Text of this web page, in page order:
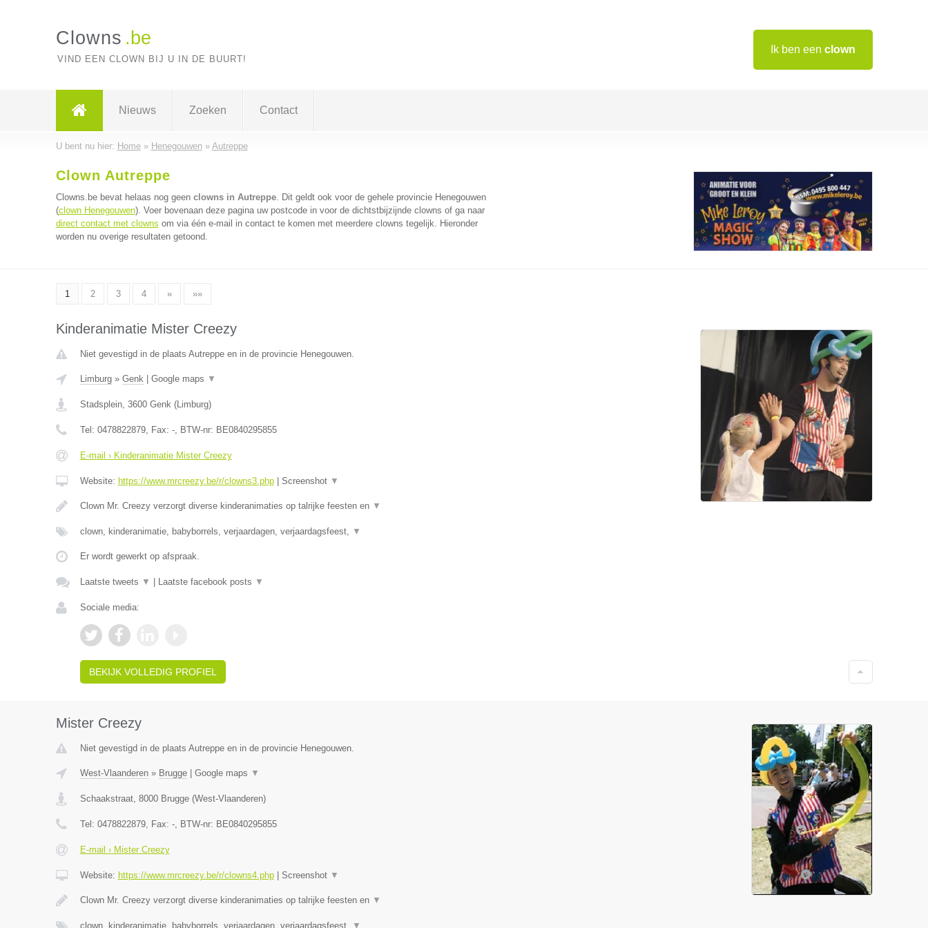
Ik ben een clown
Clowns .be
VIND EEN CLOWN BIJ U IN DE BUURT!
Nieuws Zoeken Contact
U bent nu hier: Home» Henegouwen» Autreppe
Clown Autreppe
Clowns.be bevat helaas nog geen clowns in Autreppe. Dit geldt ook voor de gehele provincie Henegouwen
(clown Henegouwen). Voer bovenaan deze pagina uw postcode in voor de dichtstbijzijnde clowns of ga naar
direct contact met clowns om via één e-mail in contact te komen met meerdere clowns tegelijk. Hieronder
worden nu overige resultaten getoond.
1 2 3 4 » »»
Kinderanimatie Mister Creezy
Niet gevestigd in de plaats Autreppe en in de provincie Henegouwen.
Limburg» Genk| Google maps ▼
Stadsplein, 3600 Genk(Limburg)
Tel: 0478822879, Fax: -, BTW-nr: BE0840295855
E-mail › Kinderanimatie Mister Creezy
Website: https://www.mrcreezy.be/r/clowns3.php| Screenshot ▼
Clown Mr. Creezy verzorgt diverse kinderanimaties op talrijke feesten en ▼
clown, kinderanimatie, babyborrels, verjaardagen, verjaardagsfeest, ▼
Er wordt gewerkt op afspraak.
Laatste tweets ▼ Laatste facebook posts ▼
Sociale media:
BEKIJK VOLLEDIG PROFIEL
Mister Creezy
Niet gevestigd in de plaats Autreppe en in de provincie Henegouwen.
West-Vlaanderen» Brugge| Google maps ▼
Schaakstraat, 8000 Brugge(West-Vlaanderen)
Tel: 0478822879, Fax: -, BTW-nr: BE0840295855
E-mail › Mister Creezy
Website: https://www.mrcreezy.be/r/clowns4.php| Screenshot ▼
Clown Mr. Creezy verzorgt diverse kinderanimaties op talrijke feesten en ▼
clown, kinderanimatie, babyborrels, verjaardagen, verjaardagsfeest, ▼